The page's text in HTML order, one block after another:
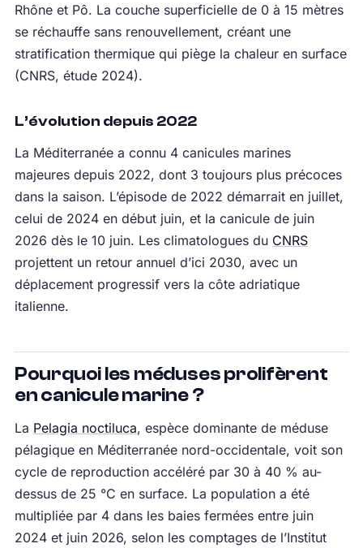
Rhône et Pô. La couche superficielle de 0 à 15 mètres
se réchauffe sans renouvellement, créant une
stratification thermique qui piège la chaleur en surface
(CNRS, étude 2024).
L’évolution depuis 2022
La Méditerranée a connu 4 canicules marines
majeures depuis 2022, dont 3 toujours plus précoces
dans la saison. L’épisode de 2022 démarrait en juillet,
celui de 2024 en début juin, et la canicule de juin
2026 dès le 10 juin. Les climatologues du CNRS
projettent un retour annuel d’ici 2030, avec un
déplacement progressif vers la côte adriatique
italienne.
Pourquoi les méduses prolifèrent
en canicule marine ?
La Pelagia noctiluca, espèce dominante de méduse
pélagique en Méditerranée nord-occidentale, voit son
cycle de reproduction accéléré par 30 à 40 % au-
dessus de 25 °C en surface. La population a été
multipliée par 4 dans les baies fermées entre juin
2024 et juin 2026, selon les comptages de l’Institut